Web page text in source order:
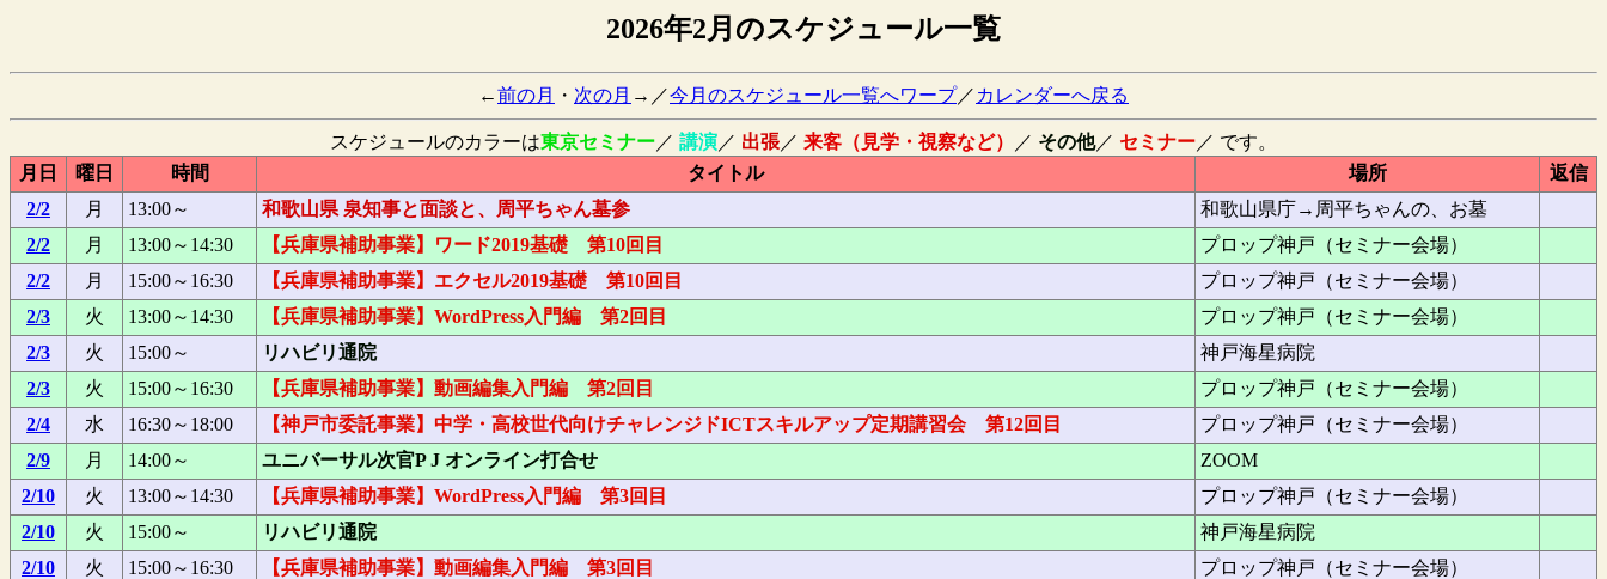
2026年2月のスケジュール一覧
←前の月 ・ 次の月 →／今月のスケジュール一覧へワープ／ カレンダーへ戻る
スケジュールのカラーは東京セミナー／ 講演／ 出張／ 来客（見学・視察など） ／ その他／ セミナー／ です。
月日
曜日 時間 タイトル 場所
返信
2/2
月 13:00～ 和歌山県 泉知事と面談と、周平ちゃん墓参
和歌山県庁→周平ちゃんの、お墓
2/2
月 13:00～14:30 【兵庫県補助事業】ワード2019基礎 第10回目
プロップ神戸（セミナー会場）
2/2
月 15:00～16:30 【兵庫県補助事業】エクセル2019基礎 第10回目
プロップ神戸（セミナー会場）
2/3
火 13:00～14:30 【兵庫県補助事業】WordPress入門編 第2回目
プロップ神戸（セミナー会場）
2/3
火 15:00～ リハビリ通院
神戸海星病院
2/3
火 15:00～16:30 【兵庫県補助事業】動画編集入門編 第2回目
プロップ神戸（セミナー会場）
2/4
水 16:30～18:00 【神戸市委託事業】中学・高校世代向けチャレンジドICTスキルアップ定期講習会 第12回目
プロップ神戸（セミナー会場）
2/9
月 14:00～ ユニバーサル次官P J オンライン打合せ
ZOOM
2/10
火 13:00～14:30 【兵庫県補助事業】WordPress入門編 第3回目
プロップ神戸（セミナー会場）
2/10
火 15:00～ リハビリ通院
神戸海星病院
2/10
火 15:00～16:30 【兵庫県補助事業】動画編集入門編 第3回目
プロップ神戸（セミナー会場）